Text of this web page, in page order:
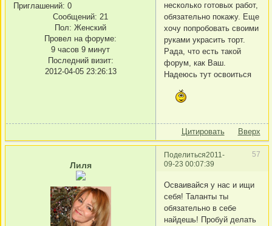
Приглашений: 0
Сообщений: 21
Пол: Женский
Провел на форуме:
9 часов 9 минут
Последний визит:
2012-04-05 23:26:13
несколько готовых работ,
обязательно покажу. Еще
хочу попробовать своими
руками украсить торт.
Рада, что есть такой
форум, как Ваш.
Надеюсь тут освоиться
Цитировать Вверх
Поделиться 57
2011-
09-23 00:07:39
Лиля
Осваивайся у нас и ищи
себя! Таланты ты
обязательно в себе
найдешь! Пробуй делать